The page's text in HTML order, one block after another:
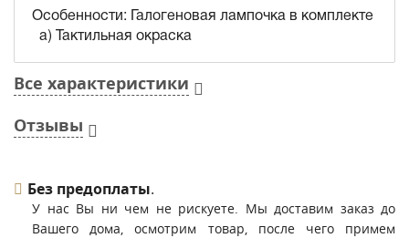
Особенности: Галогеновая лампочка в комплекте
а) Тактильная окраска
Все характеристики
Отзывы
Без предоплаты.
У нас Вы ни чем не рискуете. Мы доставим заказ до
Вашего дома, осмотрим товар, после чего примем